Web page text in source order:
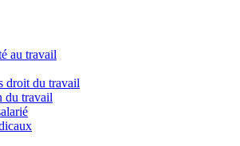
au travail
droit du travail
du travail